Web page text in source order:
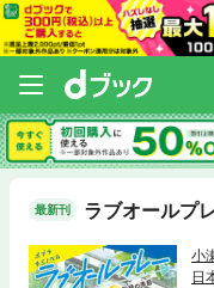
最新刊 ラブオールプ
小
日